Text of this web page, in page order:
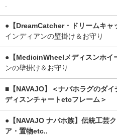
.
●【DreamCatcher・ドリームキャ
インディアンの壁掛け＆お守り
●【MedicinWheelメディスンホイ
ンの壁掛け＆お守り
■【NAVAJO】＜ナバホラグのダ
ディスンチャートetcフレーム＞
●【NAVAJO ナバホ族】伝統工芸
ア・置物etc..